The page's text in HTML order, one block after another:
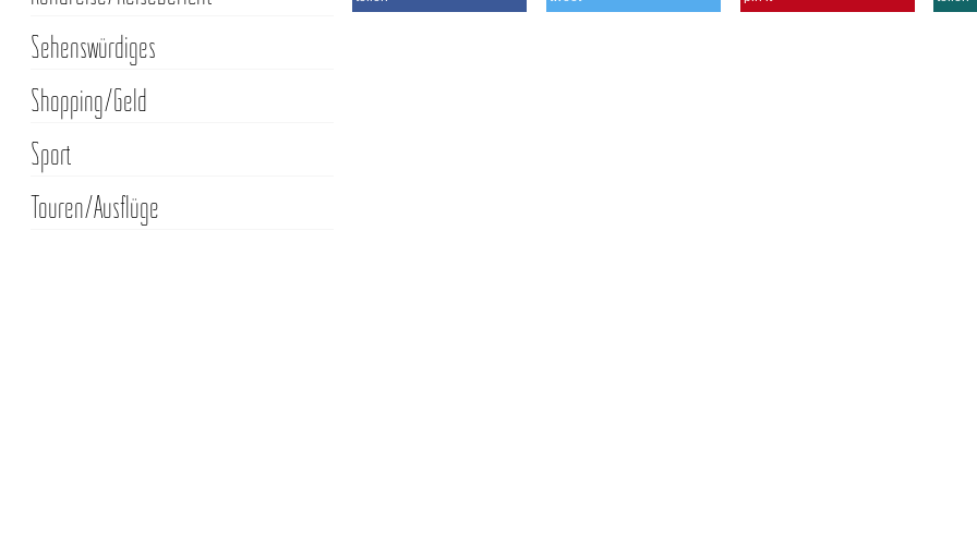
Sehenswürdiges
Shopping/Geld
Sport
Touren/Ausflüge